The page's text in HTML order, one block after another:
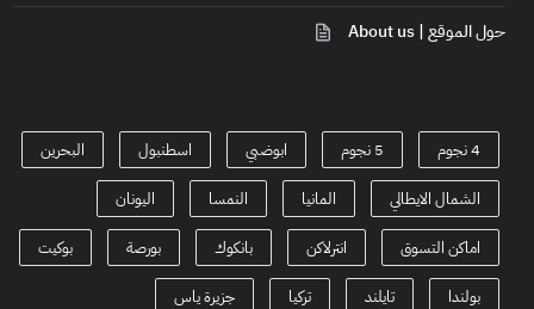
حول الموقع | About us
4 نجوم 5 نجوم ابوضبي اسطنبول البحرين
الشمال الايطالي المانيا النمسا اليونان
اماكن التسوق انترلاكن بانكوك بورصة بوكيت
بولندا تايلند تركيا جزيرة ياس